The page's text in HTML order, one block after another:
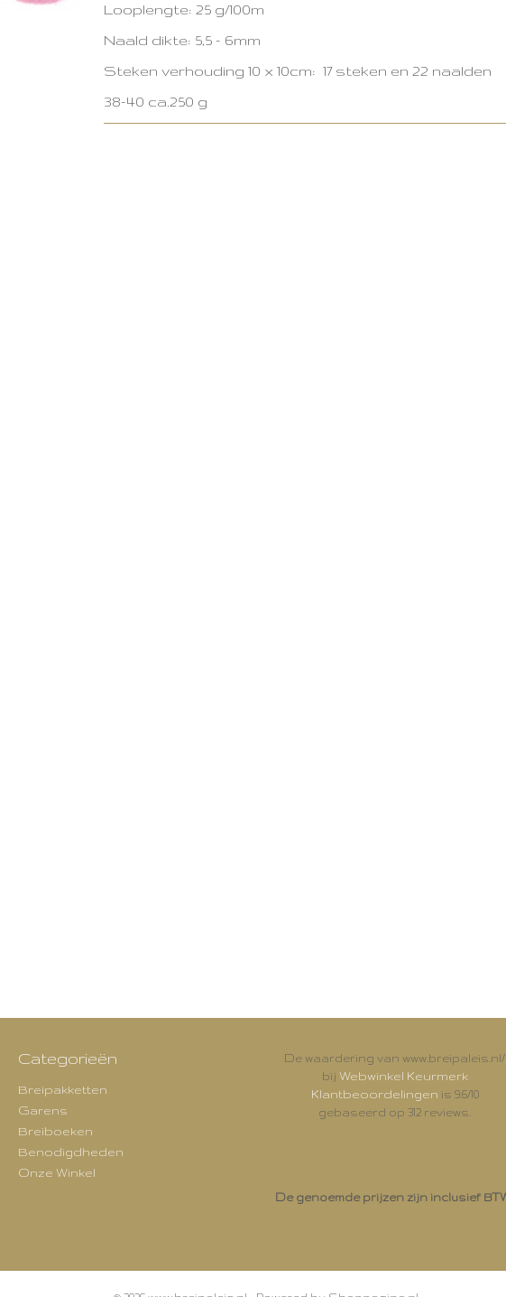
Looplengte: 25 g/100m
Naald dikte: 5,5 - 6mm
Steken verhouding 10 x 10cm: 17 steken en 22 naalden
38-40 ca.250 g
Categorieën
Breipakketten
Garens
Breiboeken
Benodigdheden
Onze Winkel
De waardering van www.breipaleis.nl/
bij Webwinkel Keurmerk
Klantbeoordelingen is 9.6/10
gebaseerd op 312 reviews.
De genoemde prijzen zijn inclusief